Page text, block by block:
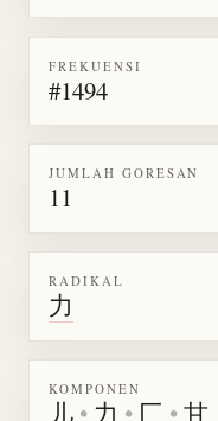
FREKUENSI
#1494
JUMLAH GORESAN
11
RADIKAL
力
KOMPONEN
儿 • 力 • 匚 •甘